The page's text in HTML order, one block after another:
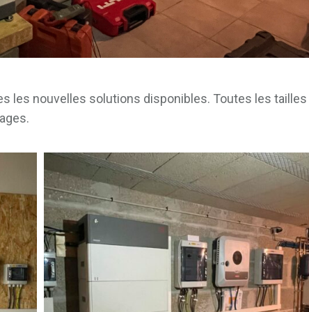
les nouvelles solutions disponibles. Toutes les tailles